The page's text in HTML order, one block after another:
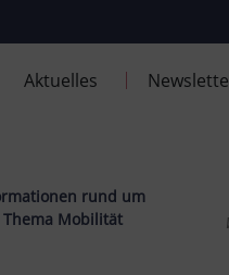
Aktuelles
rund um
Thema Mobilität